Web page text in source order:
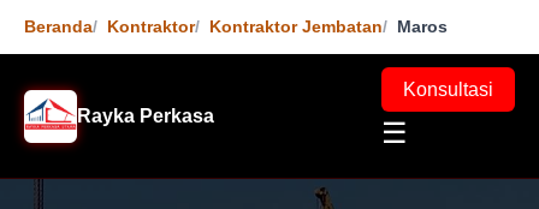
Beranda Kontraktor Kontraktor Jembatan Maros
Rayka Perkasa
Konsultasi
☰